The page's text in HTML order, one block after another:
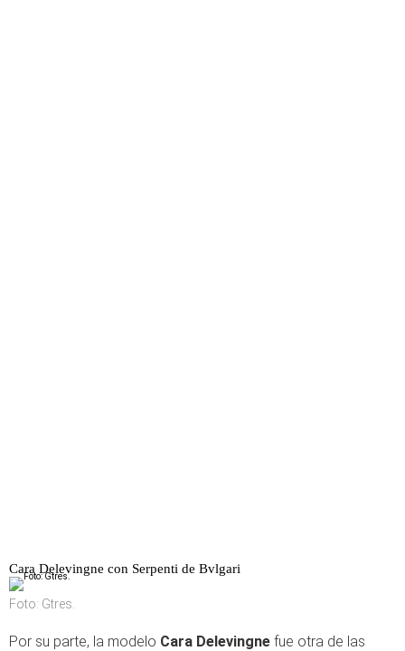
Cara Delevingne con Serpenti de Bvlgari
Foto: Gtres.
Por su parte, la modelo Cara Delevingne fue otra de las